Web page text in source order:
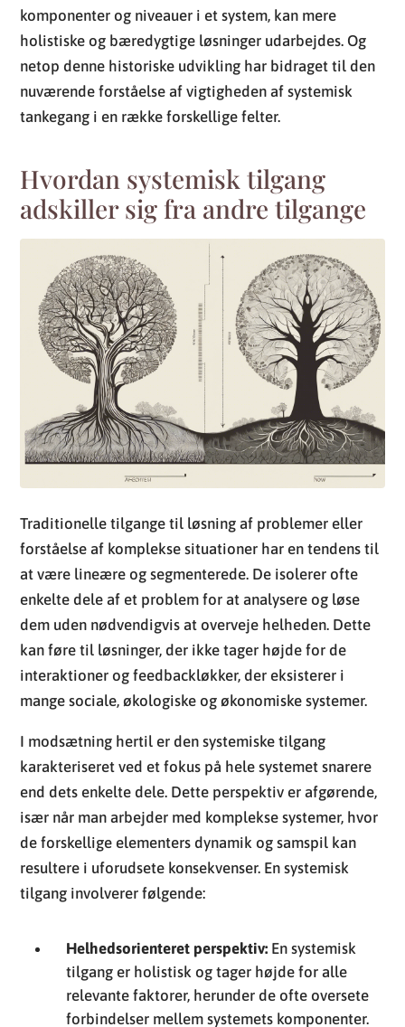
komponenter og niveauer i et system, kan mere
holistiske og bæredygtige løsninger udarbejdes. Og
netop denne historiske udvikling har bidraget til den
nuværende forståelse af vigtigheden af systemisk
tankegang i en række forskellige felter.
Hvordan systemisk tilgang
adskiller sig fra andre tilgange
Traditionelle tilgange til løsning af problemer eller
forståelse af komplekse situationer har en tendens til
at være lineære og segmenterede. De isolerer ofte
enkelte dele af et problem for at analysere og løse
dem uden nødvendigvis at overveje helheden. Dette
kan føre til løsninger, der ikke tager højde for de
interaktioner og feedbackløkker, der eksisterer i
mange sociale, økologiske og økonomiske systemer.
I modsætning hertil er den systemiske tilgang
karakteriseret ved et fokus på hele systemet snarere
end dets enkelte dele. Dette perspektiv er afgørende,
især når man arbejder med komplekse systemer, hvor
de forskellige elementers dynamik og samspil kan
resultere i uforudsete konsekvenser. En systemisk
tilgang involverer følgende:
Helhedsorienteret perspektiv: En systemisk
tilgang er holistisk og tager højde for alle
relevante faktorer, herunder de ofte oversete
forbindelser mellem systemets komponenter.